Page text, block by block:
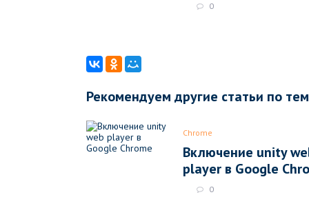
0
Рекомендуем другие статьи по
Chrome
Включение unity
player в Google
0